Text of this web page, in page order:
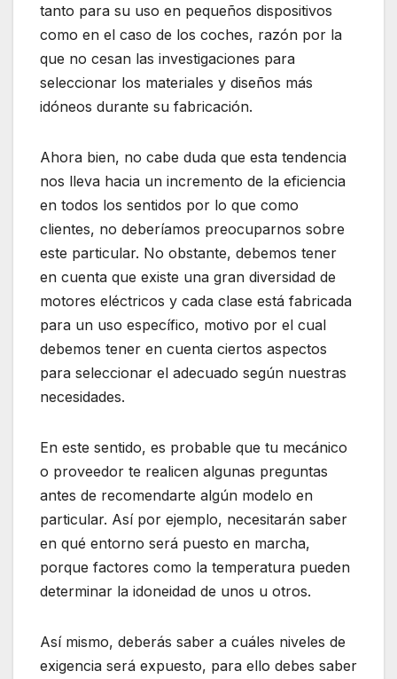
tanto para su uso en pequeños dispositivos
como en el caso de los coches, razón por la
que no cesan las investigaciones para
seleccionar los materiales y diseños más
idóneos durante su fabricación.
Ahora bien, no cabe duda que esta tendencia
nos lleva hacia un incremento de la eficiencia
en todos los sentidos por lo que como
clientes, no deberíamos preocuparnos sobre
este particular. No obstante, debemos tener
en cuenta que existe una gran diversidad de
motores eléctricos y cada clase está fabricada
para un uso específico, motivo por el cual
debemos tener en cuenta ciertos aspectos
para seleccionar el adecuado según nuestras
necesidades.
En este sentido, es probable que tu mecánico
o proveedor te realicen algunas preguntas
antes de recomendarte algún modelo en
particular. Así por ejemplo, necesitarán saber
en qué entorno será puesto en marcha,
porque factores como la temperatura pueden
determinar la idoneidad de unos u otros.
Así mismo, deberás saber a cuáles niveles de
exigencia será expuesto, para ello debes saber